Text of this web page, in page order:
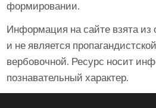
формировании.
Информация на сайте взята из
и не является
вербовочной. Ресурс носит
познавательный характер.